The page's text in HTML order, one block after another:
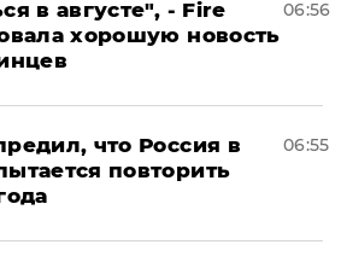
в августе", - Fire
хорошую новость
06:56
что Россия в
повторить
06:55